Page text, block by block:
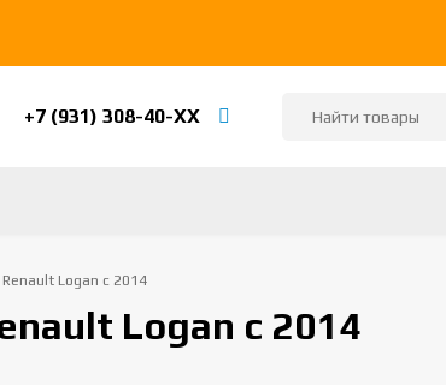
+7 (931) 308-40-ХХ
Logan с 2014
Logan с 2014